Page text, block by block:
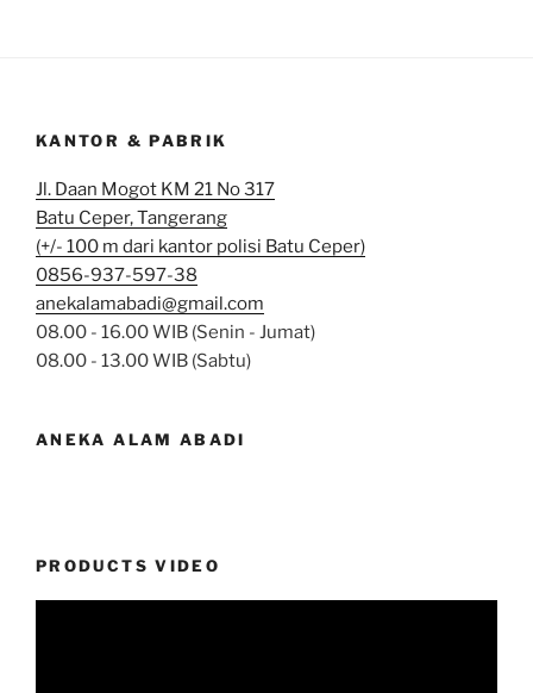
KANTOR & PABRIK
Jl. Daan Mogot KM 21 No 317
Batu Ceper, Tangerang
(+/- 100 m dari kantor polisi Batu Ceper)
0856-937-597-38
anekalamabadi@gmail.com
08.00 - 16.00 WIB (Senin - Jumat)
08.00 - 13.00 WIB (Sabtu)
ANEKA ALAM ABADI
PRODUCTS VIDEO